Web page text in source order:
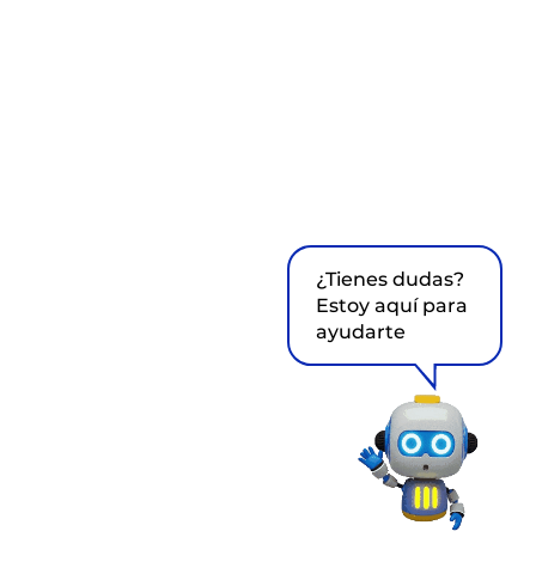
¿Tienes dudas?
Estoy aquí para
ayudarte